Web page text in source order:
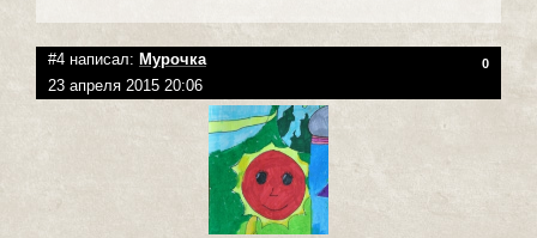
#4 написал: Мурочка 0
23 апреля 2015 20:06